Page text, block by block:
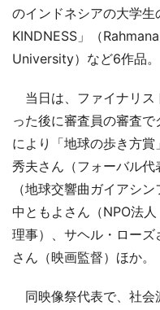
のインドネシアの大学生
KINDNESS」（
University）など6作品。
当日は、ファイナリス
った後に審査員の審査
により「地球の歩き方
秀夫さん（フォーバル
（地球交響曲ガイアシ
中ともよさん（NPO法
理事）、サヘル・ロー
さん（映画監督）ほか。
同映像祭代表で、社会